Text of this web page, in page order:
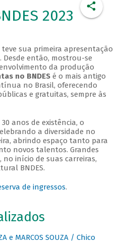
2023
teve sua primeira apresentação
Desde então, mostrou-se
da produção
no BNDESé o mais antigo
no Brasil, oferecendo
e gratuitas, sempre às
anos de existência, o
a diversidade no
abrindo espaço tanto para
novos talentos. Grandes
no início de suas carreiras,
BNDES.
de ingressos.
e MARCOS SOUZA / Chico